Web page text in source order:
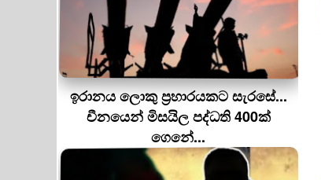
ඉරානය ලොකු ප‍්‍රහාරයකට සැරසේ...
චීනයෙන් මිසයිල පද්ධති 400ක්
ගෙනේ...